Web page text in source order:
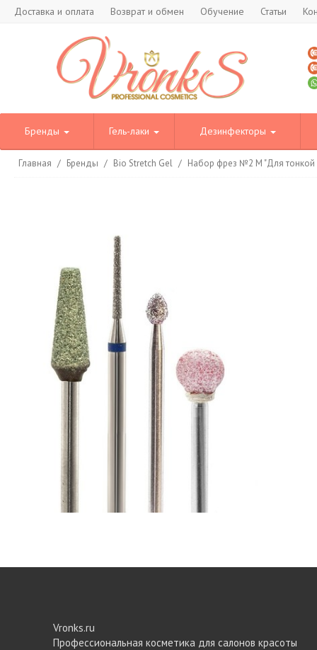
Доставка и оплата Возврат и обмен Обучение Статьи
Бренды Гель-лаки Дезинфекторы
Главная / Бренды / Bio Stretch Gel / Набор фрез №2 М "Для тонкой
Vronks.ru
Профессиональная косметика для салонов красоты